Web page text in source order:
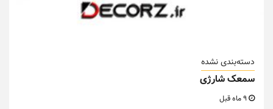
دسته‌بندی نشده
سمعک شارژی